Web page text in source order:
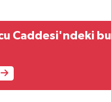
Caddesi'ndeki